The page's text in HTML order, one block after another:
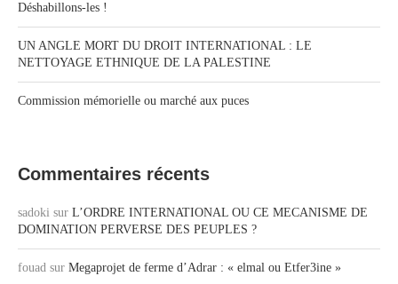
Déshabillons-les !
UN ANGLE MORT DU DROIT INTERNATIONAL : LE
NETTOYAGE ETHNIQUE DE LA PALESTINE
Commission mémorielle ou marché aux puces
Commentaires récents
sadoki sur L’ORDRE INTERNATIONAL OU CE MECANISME DE
DOMINATION PERVERSE DES PEUPLES ?
fouad sur Megaprojet de ferme d’Adrar : « elmal ou Etfer3ine »